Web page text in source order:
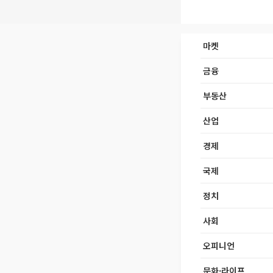
마켓
금융
부동산
산업
경제
국제
정치
사회
오피니언
문화·라이프